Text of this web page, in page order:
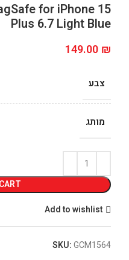
for iPhone 15
Plus 6.7 Light Blue
149.00 ₪
צבע
מותג
Add to wishlist
SKU:GCM1564